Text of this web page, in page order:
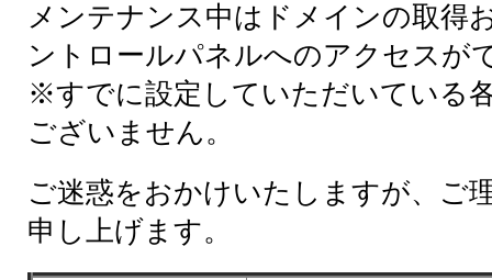
メンテナンス中はドメインの取得
ントロールパネルへのアクセスが
※すでに設定していただいている
ございません。
ご迷惑をおかけいたしますが、ご
申し上げます。